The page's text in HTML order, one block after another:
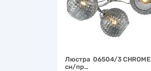
Люстра 06504/3 CHROME
сн/пр…